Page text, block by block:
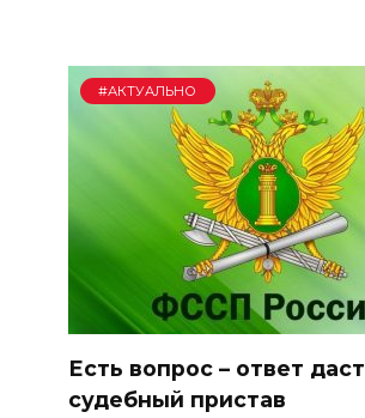
#АКТУАЛЬНО
Есть вопрос – ответ даст
судебный пристав